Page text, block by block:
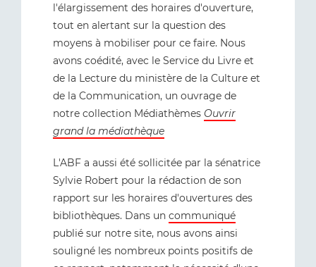
l'élargissement des horaires d'ouverture,
tout en alertant sur la question des
moyens à mobiliser pour ce faire. Nous
avons coédité, avec le Service du Livre et
de la Lecture du ministère de la Culture et
de la Communication, un ouvrage de
notre collection Médiathèmes Ouvrir
grand la médiathèque
L'ABF a aussi été sollicitée par la sénatrice
Sylvie Robert pour la rédaction de son
rapport sur les horaires d'ouvertures des
bibliothèques. Dans un communiqué
publié sur notre site, nous avons ainsi
souligné les nombreux points positifs de